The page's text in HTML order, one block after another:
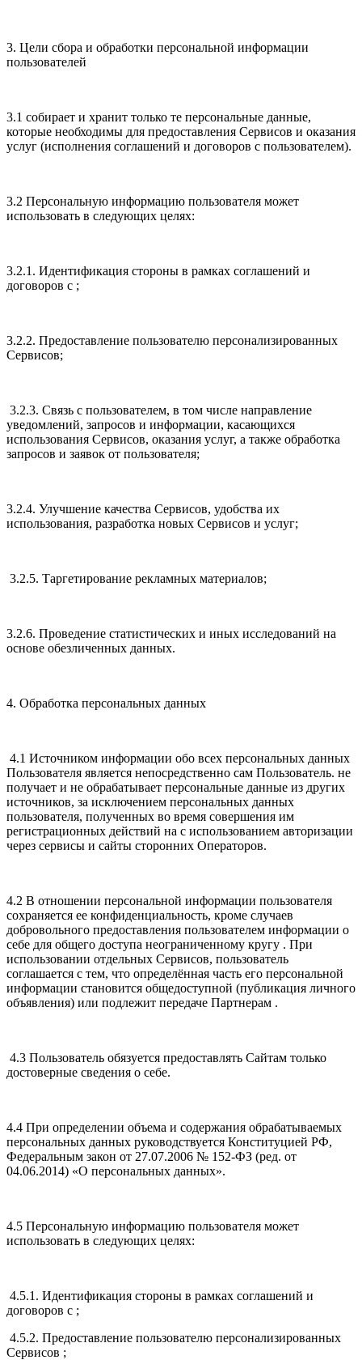
3. Цели сбора и обработки персональной информации
пользователей
3.1 собирает и хранит только те персональные данные,
которые необходимы для предоставления Сервисов и оказания
услуг (исполнения соглашений и договоров с пользователем).
3.2 Персональную информацию пользователя может
использовать в следующих целях:
3.2.1. Идентификация стороны в рамках соглашений и
договоров с ;
3.2.2. Предоставление пользователю персонализированных
Сервисов;
3.2.3. Связь с пользователем, в том числе направление
уведомлений, запросов и информации, касающихся
использования Сервисов, оказания услуг, а также обработка
запросов и заявок от пользователя;
3.2.4. Улучшение качества Сервисов, удобства их
использования, разработка новых Сервисов и услуг;
3.2.5. Таргетирование рекламных материалов;
3.2.6. Проведение статистических и иных исследований на
основе обезличенных данных.
4. Обработка персональных данных
4.1 Источником информации обо всех персональных данных
Пользователя является непосредственно сам Пользователь. не
получает и не обрабатывает персональные данные из других
источников, за исключением персональных данных
пользователя, полученных во время совершения им
регистрационных действий на с использованием авторизации
через сервисы и сайты сторонних Операторов.
4.2 В отношении персональной информации пользователя
сохраняется ее конфиденциальность, кроме случаев
добровольного предоставления пользователем информации о
себе для общего доступа неограниченному кругу . При
использовании отдельных Сервисов, пользователь
соглашается с тем, что определённая часть его персональной
информации становится общедоступной (публикация личного
объявления) или подлежит передаче Партнерам .
4.3 Пользователь обязуется предоставлять Сайтам только
достоверные сведения о себе.
4.4 При определении объема и содержания обрабатываемых
персональных данных руководствуется Конституцией РФ,
Федеральным закон от 27.07.2006 № 152-ФЗ (ред. от
04.06.2014) «О персональных данных».
4.5 Персональную информацию пользователя может
использовать в следующих целях:
4.5.1. Идентификация стороны в рамках соглашений и
договоров с ;
4.5.2. Предоставление пользователю персонализированных
Сервисов ;